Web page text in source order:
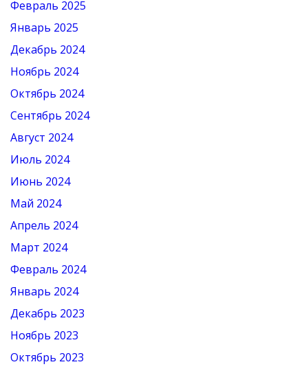
Февраль 2025
Январь 2025
Декабрь 2024
Ноябрь 2024
Октябрь 2024
Сентябрь 2024
Август 2024
Июль 2024
Июнь 2024
Май 2024
Апрель 2024
Март 2024
Февраль 2024
Январь 2024
Декабрь 2023
Ноябрь 2023
Октябрь 2023